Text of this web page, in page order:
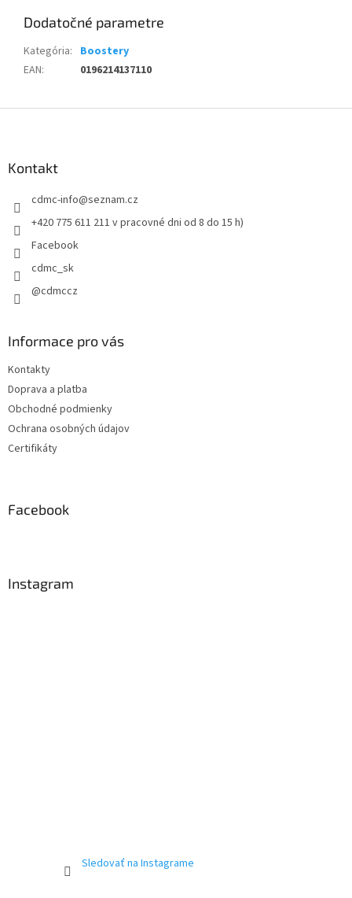
Dodatočné parametre
Kategória: Boostery
EAN: 0196214137110
Kontakt
cdmc-info@seznam.cz
+420 775 611 211 v pracovné dni od 8 do 15 h)
Facebook
cdmc_sk
@cdmccz
Informace pro vás
Kontakty
Doprava a platba
Obchodné podmienky
Ochrana osobných údajov
Certifikáty
Facebook
Instagram
Sledovať na Instagrame